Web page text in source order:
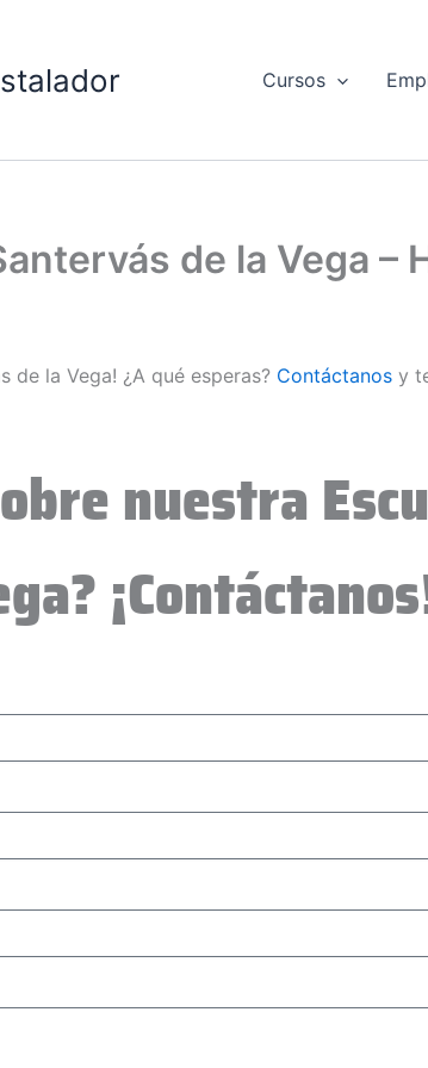
Cursos
de la Vega –
de la Vega! ¿A qué esperas? Contáctanos y
nuestra